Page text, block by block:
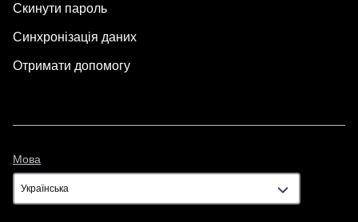
Скинути пароль
Синхронізація даних
Отримати допомогу
Мова